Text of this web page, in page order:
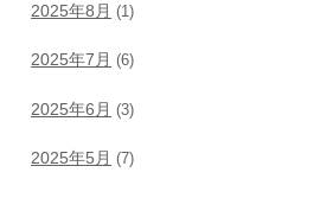
2025年8月 (1)
2025年7月 (6)
2025年6月 (3)
2025年5月 (7)